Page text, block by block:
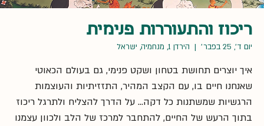
ריכוז והתעוררות פנימית
יום ד׳, 25 בפבר׳
  |
הירדן 1, מנחמיה, ישראל
איך יוצרים תחושת בטחון ושקט פנימי, גם בעולם הכאוטי
שאנחנו חיים בו, עם הקצב המהיר, התזזיתיות והעוצמות
הרגשיות שמשתנות כל דקה… על הדרך להצליח ולתרגל ריכוז
בתוך הרעש של החיים, להתחבר למרכז של הלב ולכוון עצמנו